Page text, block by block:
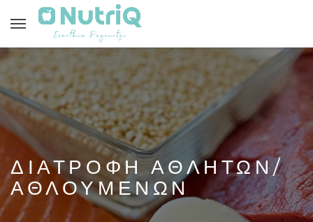
ΔΙΑΤΡΟΦΗ ΑΘΛΗΤΩΝ/
ΑΘΛΟΥΜΕΝΩΝ